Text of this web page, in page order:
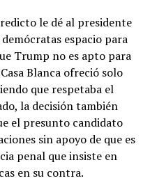
le dé al presidente
espacio para
Trump no es apto para
Blanca ofreció solo
que respetaba el
la decisión también
el presunto candidato
sin apoyo de que es
penal que insiste en
en su contra.